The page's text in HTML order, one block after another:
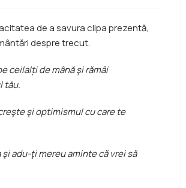
de a savura clipa prezentă,
despre trecut.
ceilalți de mână şi rămâi
tău.
şi optimismul cu care te
adu-ţi mereu aminte că vrei să